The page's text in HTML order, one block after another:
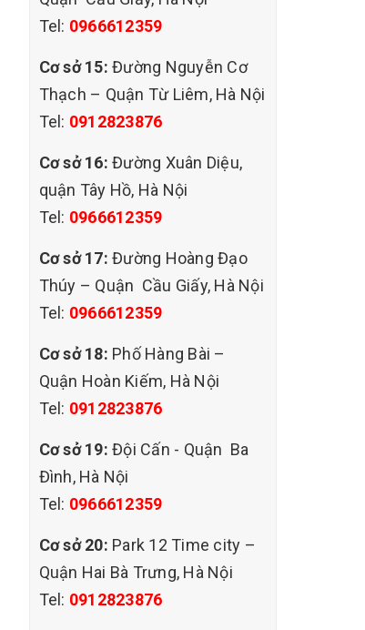
Tel: 0966612359
Cơ sở 15: Đường Nguyễn Cơ
Thạch – Quận Từ Liêm, Hà Nội
Tel: 0912823876
Cơ sở 16: Đường Xuân Diệu,
quận Tây Hồ, Hà Nội
Tel: 0966612359
Cơ sở 17: Đường Hoàng Đạo
Thúy – Quận Cầu Giấy, Hà Nội
Tel: 0966612359
Cơ sở 18: Phố Hàng Bài –
Quận Hoàn Kiếm, Hà Nội
Tel: 0912823876
Cơ sở 19: Đội Cấn - Quận Ba
Đình, Hà Nội
Tel: 0966612359
Cơ sở 20: Park 12 Time city –
Quận Hai Bà Trưng, Hà Nội
Tel: 0912823876